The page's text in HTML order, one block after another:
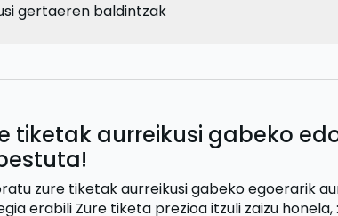
gertaeren baldintzak
tiketak aurreikusi gabeko
zure tiketak aurreikusi gabeko egoerarik
erabili Zure tiketa prezioa itzuli zaizu honela,: